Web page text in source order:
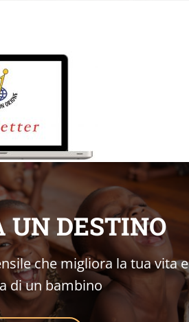
UN DESTINO
che migliora la tua vita e
di un bambino